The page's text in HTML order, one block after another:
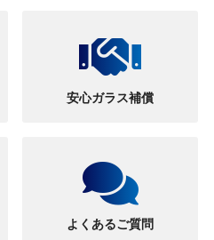
安心ガラス補償
よくあるご質問